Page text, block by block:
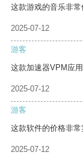
这款游戏的音乐非常
2025-07-12
游客
这款加速器VPM应
2025-07-12
游客
这款软件的价格非常
2025-07-12